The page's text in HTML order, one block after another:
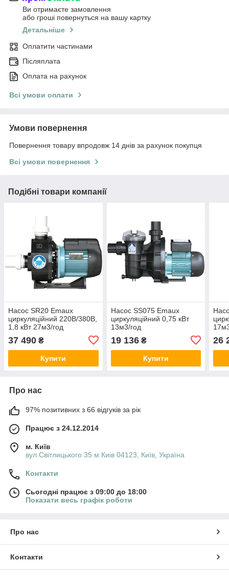
Ви отримаєте замовлення
або гроші повернуться на вашу картку
Детальніше
Оплатити частинами
Післяплата
Оплата на рахунок
Всі умови оплати
Умови повернення
Повернення товару впродовж 14 днів за рахунок покупця
Всі умови повернення
Подібні товари компанії
Насос SR20 Emaux
циркуляційний 220В/380В,
1,8 кВт 27м3/год
37 490 ₴
Купити
Насос SS075 Emaux
циркуляційний 0,75 кВт
13м3/год
19 136₴
Купити
26
Про нас
97% позитивних з 66 відгуків за рік
Працює з 24.12.2014
м. Київ
вул.Світлицького 35 м Киів 04123, Київ, Україна
Контакти
Сьогодні працює з 09:00 до 18:00
Показати весь графік роботи
Про нас
Контакти